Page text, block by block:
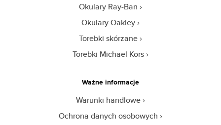
Okulary Ray-Ban
Okulary Oakley
Torebki skórzane
Torebki Michael Kors
Ważne informacje
Warunki handlowe
Ochrona danych osobowych